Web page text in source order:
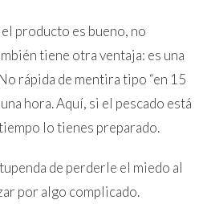
producto es bueno, no
tiene otra ventaja: es una
rápida de mentira tipo “en 15
hora. Aquí, si el pescado está
lo tienes preparado.
de perderle el miedo al
por algo complicado.